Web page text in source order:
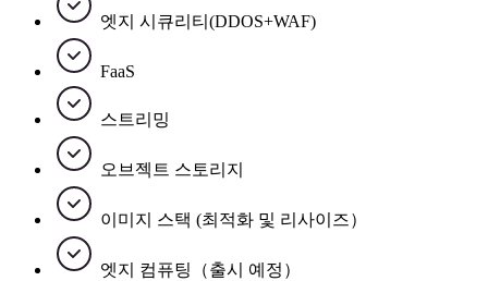
엣지 시큐리티(DDOS+WAF)
FaaS
스트리밍
오브젝트 스토리지
이미지 스택 (최적화 및 리사이즈）
엣지 컴퓨팅（출시 예정）